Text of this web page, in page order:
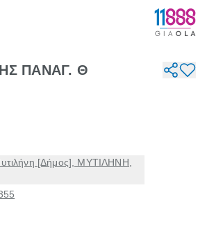
ΠΑΝΑΓ. Θ
[Δήμος], ΜΥΤΙΛΗΝΗ,